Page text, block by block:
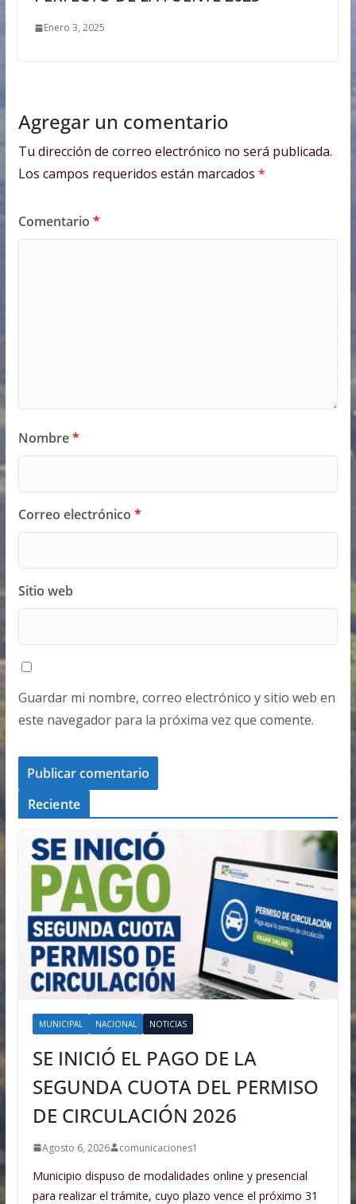
Enero 3, 2025
Agregar un comentario
Tu dirección de correo electrónico no será publicada.
Los campos requeridos están marcados *
Comentario *
Nombre*
Correo electrónico *
Sitio web
Guardar mi nombre, correo electrónico y sitio web en
este navegador para la próxima vez que comente.
Reciente
MUNICIPAL NACIONAL NOTICIAS
SE INICIÓ EL PAGO DE LA
SEGUNDA CUOTA DEL PERMISO
DE CIRCULACIÓN 2026
Agosto 6, 2026 comunicaciones1
Municipio dispuso de modalidades online y presencial
para realizar el trámite, cuyo plazo vence el próximo 31